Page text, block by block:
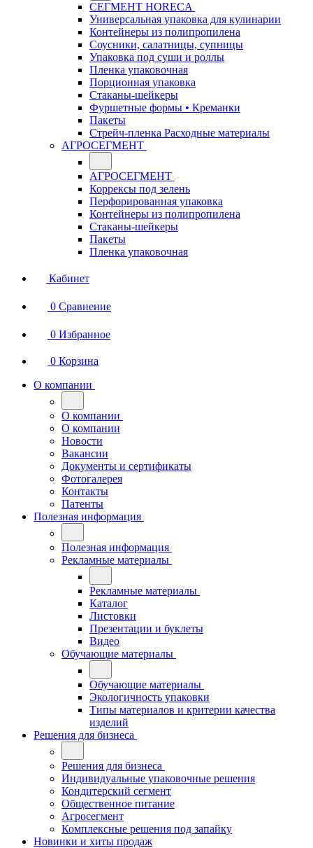
СЕГМЕНТ HORECA
Универсальная упаковка для кулинарии
Контейнеры из полипропилена
Соусники, салатницы, супницы
Упаковка под суши и роллы
Пленка упаковочная
Порционная упаковка
Стаканы-шейкеры
Фуршетные формы • Креманки
Пакеты
Стрейч-пленка Расходные материалы
АГРОСЕГМЕНТ
АГРОСЕГМЕНТ
Коррексы под зелень
Перфорированная упаковка
Контейнеры из полипропилена
Стаканы-шейкеры
Пакеты
Пленка упаковочная
Кабинет
0 Сравнение
0 Избранное
0 Корзина
О компании
О компании
О компании
Новости
Вакансии
Документы и сертификаты
Фотогалерея
Контакты
Патенты
Полезная информация
Полезная информация
Рекламные материалы
Рекламные материалы
Каталог
Листовки
Презентации и буклеты
Видео
Обучающие материалы
Обучающие материалы
Экологичность упаковки
Типы материалов и критерии качества
изделий
Решения для бизнеса
Решения для бизнеса
Индивидуальные упаковочные решения
Кондитерский сегмент
Общественное питание
Агросегмент
Комплексные решения под запайку
Новинки и хиты продаж